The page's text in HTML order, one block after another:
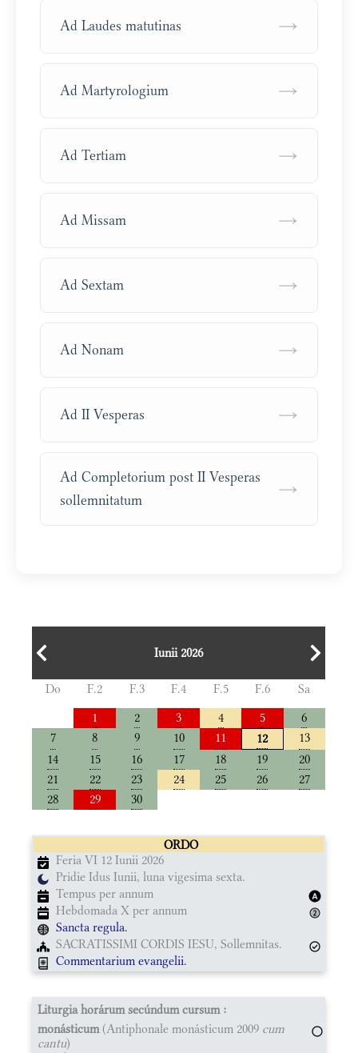
Ad Laudes matutinas →
Ad Martyrologium →
Ad Tertiam →
Ad Missam →
Ad Sextam →
Ad Nonam →
Ad II Vesperas →
Ad Completorium post II Vesperas
sollemnitatum
→
Iunii 2026
Do F.2 F.3 F.4 F.5 F.6
Sa
1
2 3 4 5
6
7
8 9 10 11 12
13
14
15 16 17 18 19
20
21
22 23 24 25 26
27
28
29 30
ORDO
Feria VI 12 Iunii 2026
Pridie Idus Iunii, luna vigesima sexta.
Tempus per annum
Hebdomada X per annum
Sancta regula.
SACRATISSIMI CORDIS IESU, Sollemnitas.
Commentarium evangelii.
Liturgia horárum secúndum cursum :
monásticum(Antiphonale monásticum 2009 cum
cantu)